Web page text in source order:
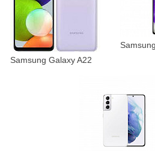
Samsung Galaxy A22